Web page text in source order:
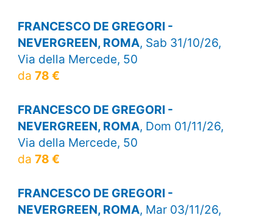
FRANCESCO DE GREGORI -
NEVERGREEN, ROMA, Sab 31/10/26,
Via della Mercede, 50
da 78 €
FRANCESCO DE GREGORI -
NEVERGREEN, ROMA, Dom 01/11/26,
Via della Mercede, 50
da 78 €
FRANCESCO DE GREGORI -
NEVERGREEN, ROMA, Mar 03/11/26,